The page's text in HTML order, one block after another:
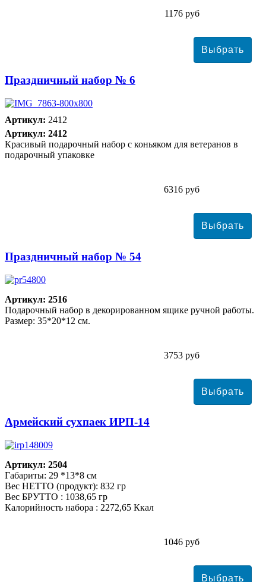
1176 руб
Праздничный набор № 6
Артикул: 2412
Артикул: 2412
Красивый подарочный набор с коньяком для ветеранов в
подарочный упаковке
6316 руб
Праздничный набор № 54
Артикул: 2516
Подарочный набор в декорированном ящике ручной работы.
Размер: 35*20*12 см.
3753 руб
Армейский сухпаек ИРП-14
Артикул: 2504
Габариты: 29 *13*8 см
Вес НЕТТО (продукт): 832 гр
Вес БРУТТО : 1038,65 гр
Калорийность набора : 2272,65 Ккал
1046 руб